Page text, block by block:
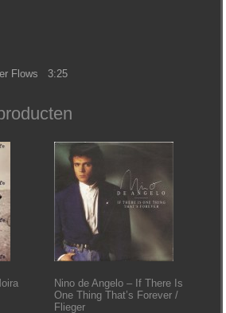
Flows 3:25
Nino de Angelo ‎– If There Is
One Thing That’s Forever /
Flieger